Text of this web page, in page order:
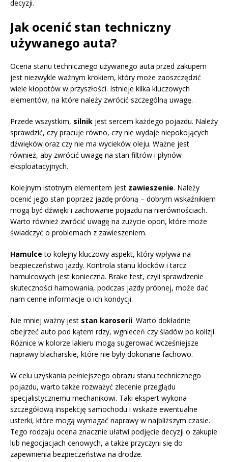
decyzji.
Jak ocenić stan techniczny
używanego auta?
Ocena stanu technicznego używanego auta przed zakupem
jest niezwykle ważnym krokiem, który może zaoszczędzić
wiele kłopotów w przyszłości. Istnieje kilka kluczowych
elementów, na które należy zwrócić szczególną uwagę.
Przede wszystkim, silnik jest sercem każdego pojazdu. Należy
sprawdzić, czy pracuje równo, czy nie wydaje niepokojących
dźwięków oraz czy nie ma wycieków oleju. Ważne jest
również, aby zwrócić uwagę na stan filtrów i płynów
eksploatacyjnych.
Kolejnym istotnym elementem jest zawieszenie. Należy
ocenić jego stan poprzez jazdę próbną – dobrym wskaźnikiem
mogą być dźwięki i zachowanie pojazdu na nierównościach.
Warto również zwrócić uwagę na zużycie opon, które może
świadczyć o problemach z zawieszeniem.
Hamulce to kolejny kluczowy aspekt, który wpływa na
bezpieczeństwo jazdy. Kontrola stanu klocków i tarcz
hamulcowych jest konieczna. Brake test, czyli sprawdzenie
skuteczności hamowania, podczas jazdy próbnej, może dać
nam cenne informacje o ich kondycji.
Nie mniej ważny jest stan karoserii. Warto dokładnie
obejrzeć auto pod kątem rdzy, wgnieceń czy śladów po kolizji.
Różnice w kolorze lakieru mogą sugerować wcześniejsze
naprawy blacharskie, które nie były dokonane fachowo.
W celu uzyskania pełniejszego obrazu stanu technicznego
pojazdu, warto także rozważyć zlecenie przeglądu
specjalistycznemu mechanikowi. Taki ekspert wykona
szczegółową inspekcję samochodu i wskaże ewentualne
usterki, które mogą wymagać naprawy w najbliższym czasie.
Tego rodzaju ocena znacznie ułatwi podjęcie decyzji o zakupie
lub negocjacjach cenowych, a także przyczyni się do
zapewnienia bezpieczeństwa na drodze.